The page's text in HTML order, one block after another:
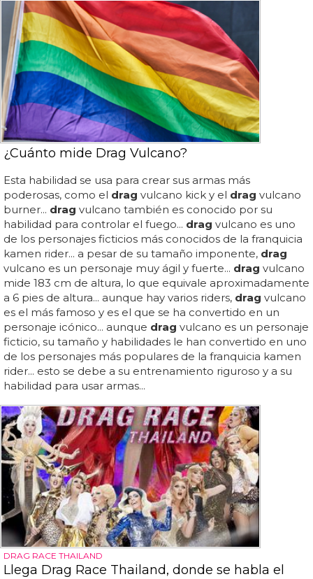
¿Cuánto mide Drag Vulcano?
Esta habilidad se usa para crear sus armas más
poderosas, como el drag vulcano kick y el drag vulcano
burner... drag vulcano también es conocido por su
habilidad para controlar el fuego... drag vulcano es uno
de los personajes ficticios más conocidos de la franquicia
kamen rider... a pesar de su tamaño imponente, drag
vulcano es un personaje muy ágil y fuerte... drag vulcano
mide 183 cm de altura, lo que equivale aproximadamente
a 6 pies de altura... aunque hay varios riders, drag vulcano
es el más famoso y es el que se ha convertido en un
personaje icónico... aunque drag vulcano es un personaje
ficticio, su tamaño y habilidades le han convertido en uno
de los personajes más populares de la franquicia kamen
rider... esto se debe a su entrenamiento riguroso y a su
habilidad para usar armas...
DRAG RACE THAILAND
Llega Drag Race Thailand, donde se habla el